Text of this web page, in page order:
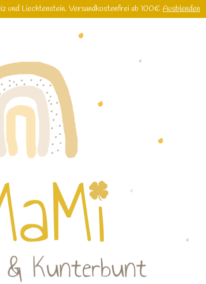
und Liechtenstein. Versandkostenfrei ab 100€ Ausblenden